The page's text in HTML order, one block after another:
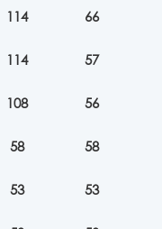
114 66
114 57
108 56
58 58
53 53